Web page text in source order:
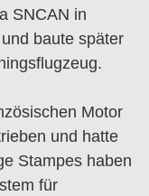
SNCAN in
baute später
Motor
und hatte
Stampes haben
für